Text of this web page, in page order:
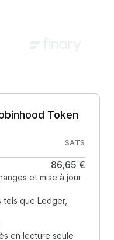
Token
SATS
86,65 €
et mise à jour
tels que Ledger,
en lecture seule